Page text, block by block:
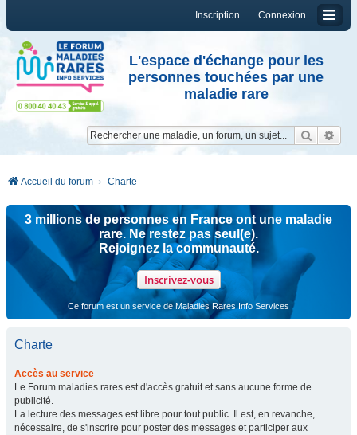
Connexion
Inscription
L'espace d'échange pour les
personnes touchées par une
maladie rare
Accueil du forum Charte
3 millions de personnes en France ont une maladie
rare. Ne restez pas seul(e).
Rejoignez la communauté.
Inscrivez-vous
Ce forum est un service de Maladies Rares Info Services
Charte
Accès au service
Le Forum maladies rares est d'accès gratuit et sans aucune forme de
publicité.
La lecture des messages est libre pour tout public. Il est, en revanche,
nécessaire, de s'inscrire pour poster des messages et participer aux